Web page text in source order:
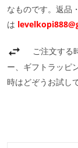
なものです。返品
は
ご注文する
ー、ギフトラッピ
時はどぞうお試し